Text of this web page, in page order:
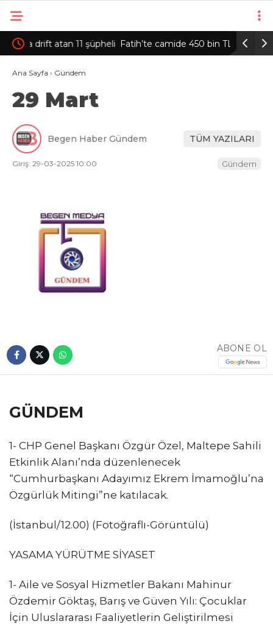
Fatih’te camide 450 bin TL’nin bulunduğu
çantanın çalındığı anlar kamerada
Ana Sayfa › Gündem
29 Mart
Begen Haber Gündem TÜM YAZILARI
Giriş: 29-03-2025 10:00 Gündem
ABONE OL
GÜNDEM
1- CHP Genel Başkanı Özgür Özel, Maltepe Sahili
Etkinlik Alanı’nda düzenlenecek
“Cumhurbaşkanı Adayımız Ekrem İmamoğlu’na
Özgürlük Mitingi”ne katılacak.
(İstanbul/12.00) (Fotoğraflı-Görüntülü)
YASAMA YÜRÜTME SİYASET
1- Aile ve Sosyal Hizmetler Bakanı Mahinur
Özdemir Göktaş, Barış ve Güven Yılı: Çocuklar
İçin Uluslararası Faaliyetlerin Geliştirilmesi